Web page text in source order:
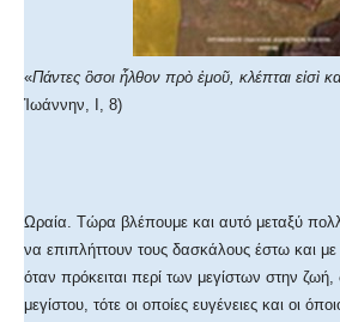
«Πάντες ὃσοι ἦλθον πρὸ ἐμοῦ, κλέπται εἰσὶ
Ἰωάννην, Ι, 8)
Ωραία. Τώρα βλέπουμε και αυτό μεταξύ
να επιπλήττουν τους δασκάλους έστω και
όταν πρόκειται περί των μεγίστων στην
μεγίστου, τότε οι οποίες ευγένειες και οι